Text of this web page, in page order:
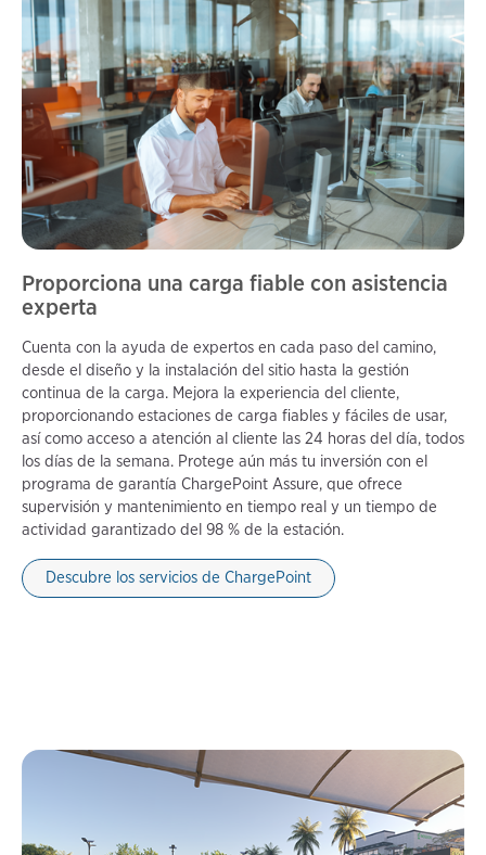
Proporciona una carga fiable con asistencia
experta
Cuenta con la ayuda de expertos en cada paso del camino,
desde el diseño y la instalación del sitio hasta la gestión
continua de la carga. Mejora la experiencia del cliente,
proporcionando estaciones de carga fiables y fáciles de usar,
así como acceso a atención al cliente las 24 horas del día, todos
los días de la semana. Protege aún más tu inversión con el
programa de garantía ChargePoint Assure, que ofrece
supervisión y mantenimiento en tiempo real y un tiempo de
actividad garantizado del 98 % de la estación.
Descubre los servicios de ChargePoint